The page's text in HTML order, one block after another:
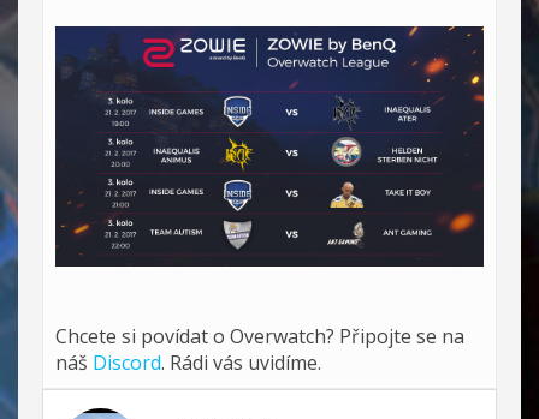
Chcete si povídat o Overwatch? Připojte se na
náš Discord. Rádi vás uvidíme.